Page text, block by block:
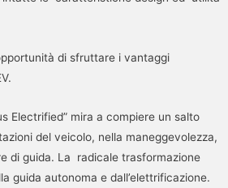
di sfruttare i vantaggi
Electrified” mira a compiere un salto
del veicolo, nella maneggevolezza,
di guida. La radicale trasformazione
guida autonoma e dall’elettrificazione.